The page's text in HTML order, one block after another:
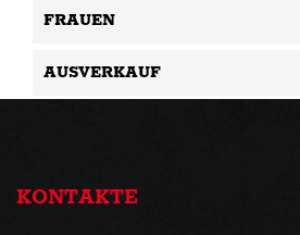
FRAUEN
AUSVERKAUF
KONTAKTE